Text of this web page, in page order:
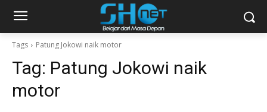
Tags Patung Jokowi naik motor
Tag: Patung Jokowi naik
motor